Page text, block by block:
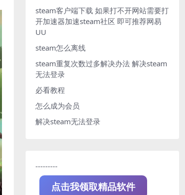
steam客户端下载 如果打不开网站需要打
开加速器加速steam社区 即可推荐网易
UU
steam怎么离线
steam重复次数过多解决办法 解决steam
无法登录
必看教程
怎么成为会员
解决steam无法登录
---------
点击我领取精品软件